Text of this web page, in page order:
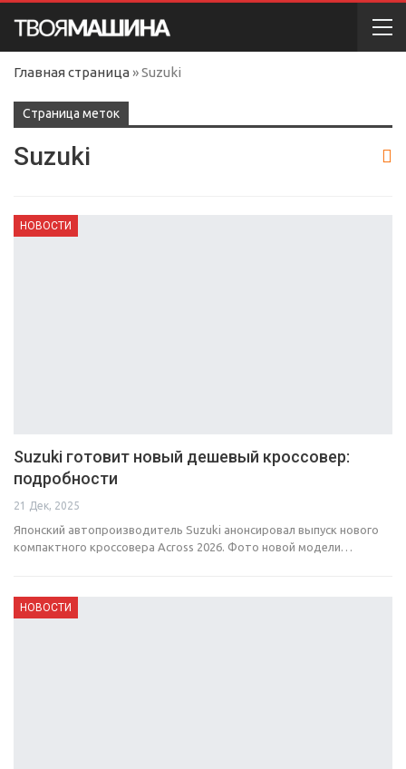
Главная страница »Suzuki
Cтраница меток
Suzuki
НОВОСТИ
Suzuki готовит новый дешевый кроссовер:
подробности
21 Дек, 2025
Японский автопроизводитель Suzuki анонсировал выпуск нового
компактного кроссовера Across 2026. Фото новой модели…
НОВОСТИ